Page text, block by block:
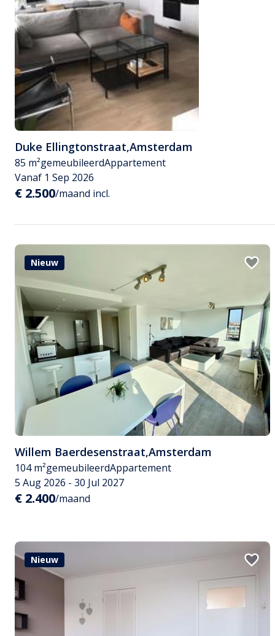
Duke Ellingtonstraat,Amsterdam
85 m²gemeubileerdAppartement
Vanaf 1 Sep 2026
€ 2.500/maand incl.
Nieuw
Willem Baerdesenstraat,Amsterdam
104 m²gemeubileerdAppartement
5 Aug 2026 - 30 Jul 2027
€ 2.400/maand
Nieuw